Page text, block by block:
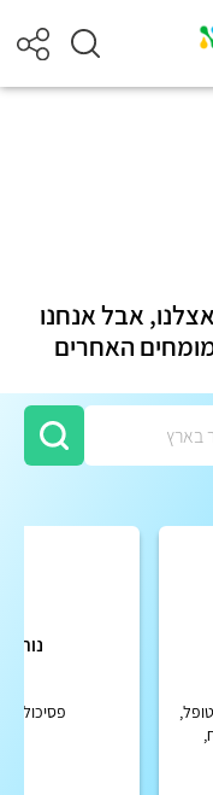
אבל אנחנו
האחרים